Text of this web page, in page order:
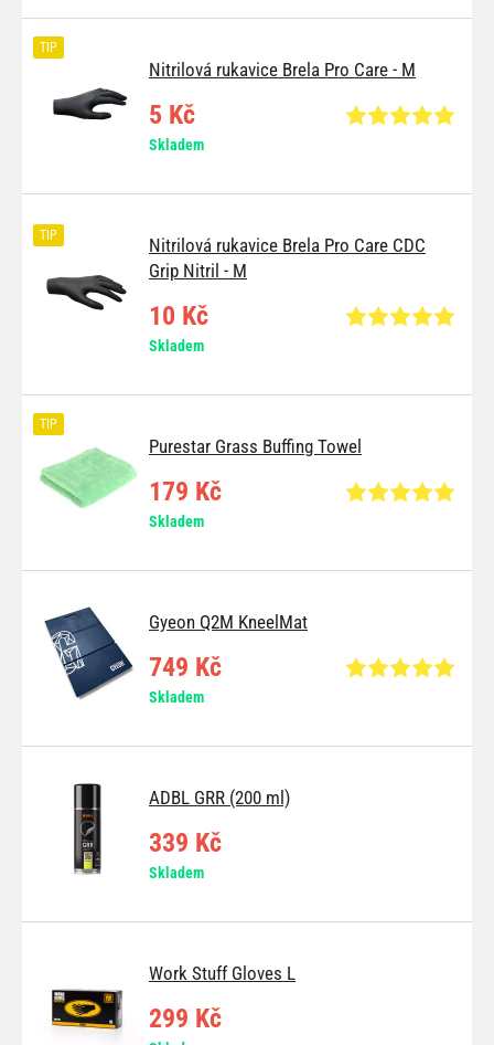
Nitrilová rukavice Brela Pro Care - M
TIP
5 Kč
Skladem
Nitrilová rukavice Brela Pro Care CDC
Grip Nitril - M
TIP
10 Kč
Skladem
Purestar Grass Buffing Towel
TIP
179 Kč
Skladem
Gyeon Q2M KneelMat
749 Kč
Skladem
ADBL GRR (200 ml)
339 Kč
Skladem
Work Stuff Gloves L
299 Kč